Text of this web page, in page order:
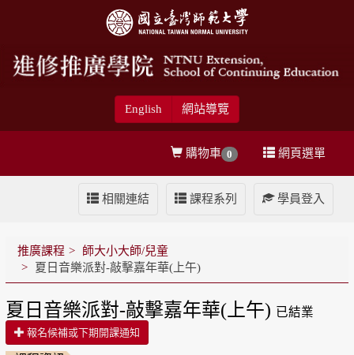
English 網站導覽
網頁選單
購物車 0
學員登入
課程系列
相關連結
推廣課程
師大小大師/兒童
夏日音樂派對-敲擊嘉年華(上午)
夏日音樂派對-敲擊嘉年華(上午) 已結業
報名候補或下期開課通知